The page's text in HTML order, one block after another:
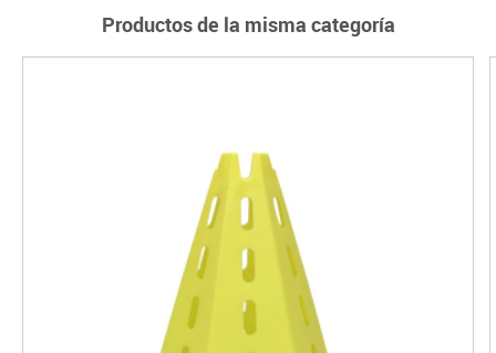
Productos de la misma categoría